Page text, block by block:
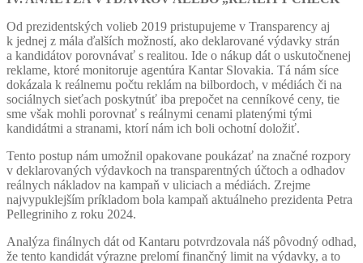
Od prezidentských volieb 2019 pristupujeme v Transparency aj
k jednej z mála ďalších možností, ako deklarované výdavky strán
a kandidátov porovnávať s realitou. Ide o nákup dát o uskutočnenej
reklame, ktoré monitoruje agentúra Kantar Slovakia. Tá nám síce
dokázala k reálnemu počtu reklám na bilbordoch, v médiách či na
sociálnych sieťach poskytnúť iba prepočet na cenníkové ceny, tie
sme však mohli porovnať s reálnymi cenami platenými tými
kandidátmi a stranami, ktorí nám ich boli ochotní doložiť.
Tento postup nám umožnil opakovane poukázať na značné rozpory
v deklarovaných výdavkoch na transparentných účtoch a odhadov
reálnych nákladov na kampaň v uliciach a médiách. Zrejme
najvypuklejším príkladom bola kampaň aktuálneho prezidenta Petra
Pellegriniho z roku 2024.
Analýza finálnych dát od Kantaru potvrdzovala náš pôvodný odhad,
že tento kandidát výrazne prelomí finančný limit na výdavky, a to